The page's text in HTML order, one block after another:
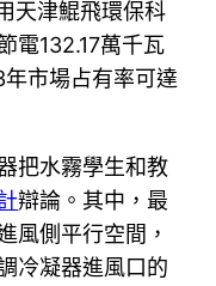
天津鯤飛環保科
電132.17萬千瓦
市場占有率可達
把水霧學生和教
辯論。其中，最
風側平行空間，
冷凝器進風口的